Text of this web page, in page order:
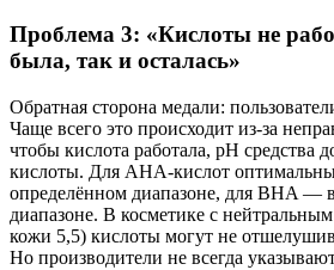
Проблема 3: «Кислоты не
была, так и осталась»
Обратная сторона медали:
Чаще всего это происходит из-за
чтобы кислота работала, pH средства
кислоты. Для AHA-кислот
определённом диапазоне, для BHA —
диапазоне. В косметике с
кожи 5,5) кислоты могут не
Но производители не всегда